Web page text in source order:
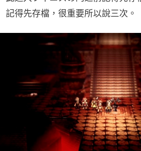
記得先存檔，很重要所以說三次。